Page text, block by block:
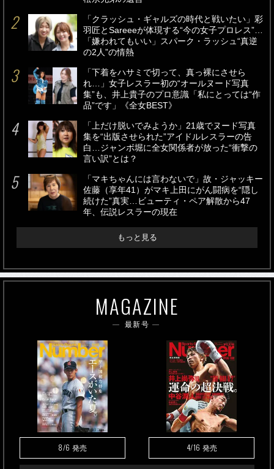
「クラッシュ・ギャルズの時代と戦いたい」彩
羽匠とSareeeが体現する“今の女子プロレス”…
「嫌われてもいい」スパーク・ラッシュ“真逆
の2人”の情熱
「下着をハサミで切って、真っ裸にさせら
れ…」女子レスラー初の“オールヌード写真
集”も、井上貴子のプロ意識「私にとっては“作
品”です」《全女BEST》
「上だけ脱いでみようか」21歳でヌード写真
集を“出版させられた”アイドルレスラーの告
白…ジャンボ堀に全女関係者が放った“衝撃の
言い訳”とは？
「マキちゃんには言わないで」故・ジャッキー
佐藤（享年41）がマキ上田にがん闘病を“隠し
続けた”真実…ビューティ・ペア解散から47
年、伝説レスラーの現在
もっと見る
MAGAZINE
最新号
8/6 発売 4/16 発売